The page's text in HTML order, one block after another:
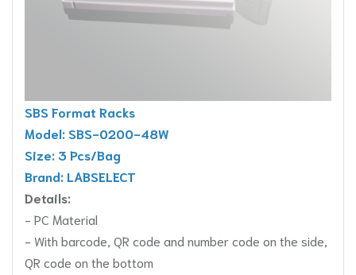
SBS Format Racks
Model: SBS-0200-48W
Size: 3 Pcs/Bag
Brand: LABSELECT
Details:
- PC Material
- With barcode, QR code and number code on the side,
QR code on the bottom